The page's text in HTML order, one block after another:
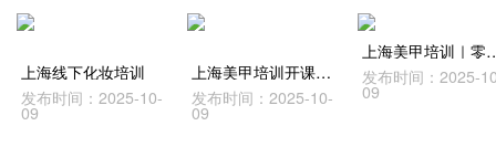
上海线下化妆培训
发布时间：2025-10-
09
上海美甲培训开课啦｜15天课程能到学什么？
发布时间：2025-10-
09
上海美甲培训
发布时间：2025-
09